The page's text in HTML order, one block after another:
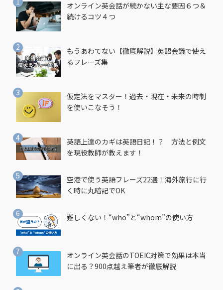
オンライン英会話が続かない主な要因６つ＆
続けるコツ４つ
もうあわてない【徹底解説】英語会議で使え
るフレーズ集
仮定法をマスター！過去・現在・未来の時制
を使いこなそう！
英語上達のカギは英語日記！？ 方法と例文
を現役教師が教えます！
空港で使う英語フレーズ22選！海外旅行に行
く時に丸暗記でOK
難しくない！“who”と“whom”の使い方
オンライン英会話のTOEIC対策で効果は本当
に出る？900点越え筆者が徹底解説